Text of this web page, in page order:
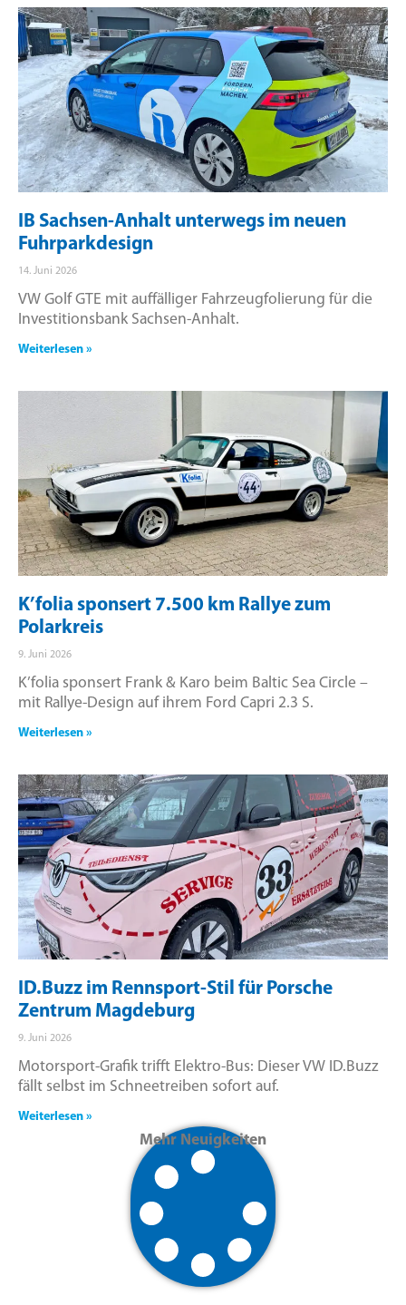
IB Sachsen-Anhalt unterwegs im neuen
Fuhrparkdesign
14. Juni 2026
VW Golf GTE mit auffälliger Fahrzeugfolierung für die
Investitionsbank Sachsen-Anhalt.
Weiterlesen »
K’folia sponsert 7.500 km Rallye zum
Polarkreis
9. Juni 2026
K’folia sponsert Frank & Karo beim Baltic Sea Circle –
mit Rallye-Design auf ihrem Ford Capri 2.3 S.
Weiterlesen »
ID.Buzz im Rennsport-Stil für Porsche
Zentrum Magdeburg
9. Juni 2026
Motorsport-Grafik trifft Elektro-Bus: Dieser VW ID.Buzz
fällt selbst im Schneetreiben sofort auf.
Weiterlesen »
Mehr Neuigkeiten